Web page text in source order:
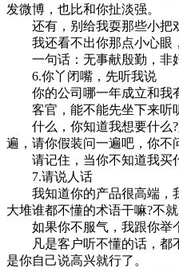
发微博，也比和你扯淡强。
还有，别给我耍那些小把戏
我还看不出你那点小心眼，
一句话：无事献殷勤，非
6.你丫闭嘴，先听我说
你的公司哪一年成立和我有
客官，能不能先坐下来听听
什么，你知道我想要什么?
遍，请你假装问一遍吧，你不
请记住，当你不知道我买
7.请说人话
我知道你的产品很高端，我
大堆谁都不懂的术语干嘛?不
如果你不服气，我跟你举个
凡是客户听不懂的话，都不
是你自己说高兴就行了。